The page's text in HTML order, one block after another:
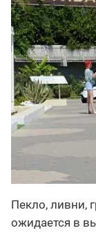
Пекло, ливни,
ожидается в